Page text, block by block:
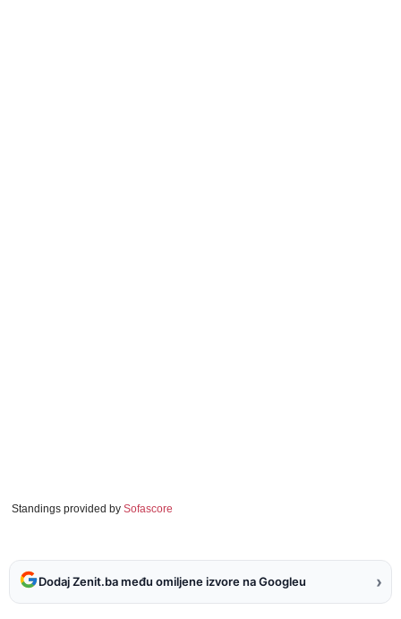
Standings provided by Sofascore
Dodaj Zenit.ba među omiljene izvore na Googleu ›